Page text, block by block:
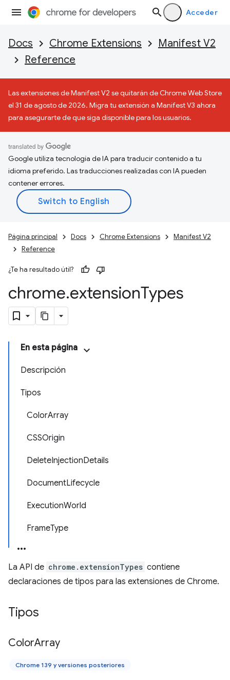
Acceder
Docs Chrome Extensions
Manifest V2
Reference
Las extensiones de Manifest V2 se quitarán de Chrome Web Store
el 31 de agosto de 2026. Migra tu extensión a Manifest V3 ahora
para asegurarte de que siga disponible para los usuarios.
Google utiliza tecnología de IA para traducir contenido a tu
idioma preferido. Las traducciones realizadas con IA pueden
contener errores.
Página principal Docs Chrome Extensions
Manifest V2
Reference
¿Te ha resultado útil?
chrome.extensionTypes
En esta página
Descripción
Tipos
ColorArray
CSSOrigin
DeleteInjectionDetails
DocumentLifecycle
ExecutionWorld
FrameType
La API de chrome.extensionTypes contiene
declaraciones de tipos para las extensiones de Chrome.
Tipos
ColorArray
Chrome 139 y versiones posteriores